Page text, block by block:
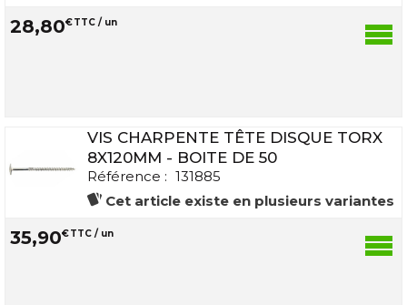
28,80€TTC / un
VIS CHARPENTE TÊTE DISQUE TORX
8X120MM - BOITE DE 50
Référence : 131885
Cet article existe en plusieurs variantes
35,90€TTC / un